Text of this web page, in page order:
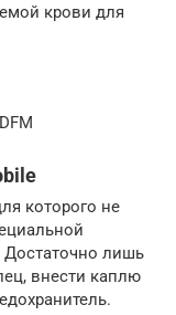
крови для
которого не
Достаточно лишь
внести каплю